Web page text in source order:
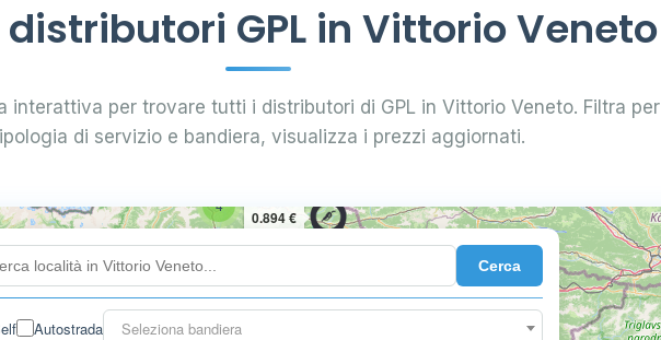
GPL in Vittorio Veneto
interattiva per trovare tutti i distributori di GPL in Vittorio Veneto. Filtra per
di servizio e bandiera, visualizza i prezzi aggiornati.
Cerca
Autostrada Seleziona bandiera
4
10
0.894 €